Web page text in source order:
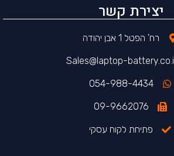
יצירת קשר
רח' הפטל 1 אבן יהודה
Sales@laptop-battery.co.il
054-988-4434
09-9662076
פתיחת לקוח עסקי